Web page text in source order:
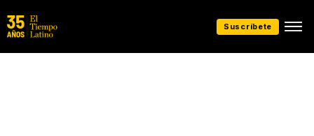
Suscríbete